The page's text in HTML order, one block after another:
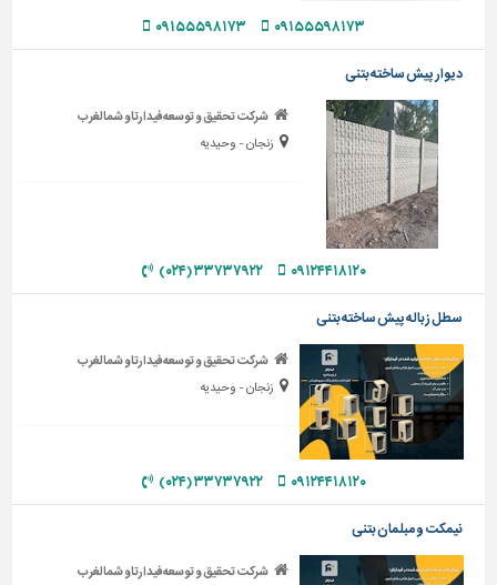
شهرسازی،
ترافیک
و
سازه
سایر
۰۹۱۵۵۵۹۸۱۷۳ ۰۹۱۵۵۵۹۸۱۷۳
دیوار پیش ساخته بتنی
شرکت تحقیق و توسعه فیدارتاو شمالغرب
زنجان - وحیدیه
۰۹۱۲۴۴۱۸۱۲۰ ۳۳۷۳۷۹۲۲ (۰۲۴)
سطل زباله پیش ساخته بتنی
شرکت تحقیق و توسعه فیدارتاو شمالغرب
زنجان - وحیدیه
۰۹۱۲۴۴۱۸۱۲۰ ۳۳۷۳۷۹۲۲ (۰۲۴)
نیمکت و مبلمان بتنی
شرکت تحقیق و توسعه فیدارتاو شمالغرب